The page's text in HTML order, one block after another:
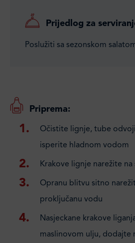
Prijedlog za
Poslužiti sa sezonskom
Priprema:
Očistite lignje, tube
isperite hladnom vodom
Krakove lignje narežite
Opranu blitvu sitno
proključanu vodu
Nasjeckane krakove
maslinovom ulju, dodajte